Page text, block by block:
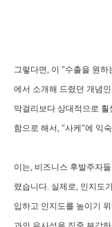
그렇다면, 이 "수출을 원하
에서 소개해 드렸던 개념
막걸리보다 상대적으로
함으로 해서, "사케"에 익
이는, 비즈니스 후발주자
렸습니다. 실제로, 인지도
입하고 인지도를 높이기